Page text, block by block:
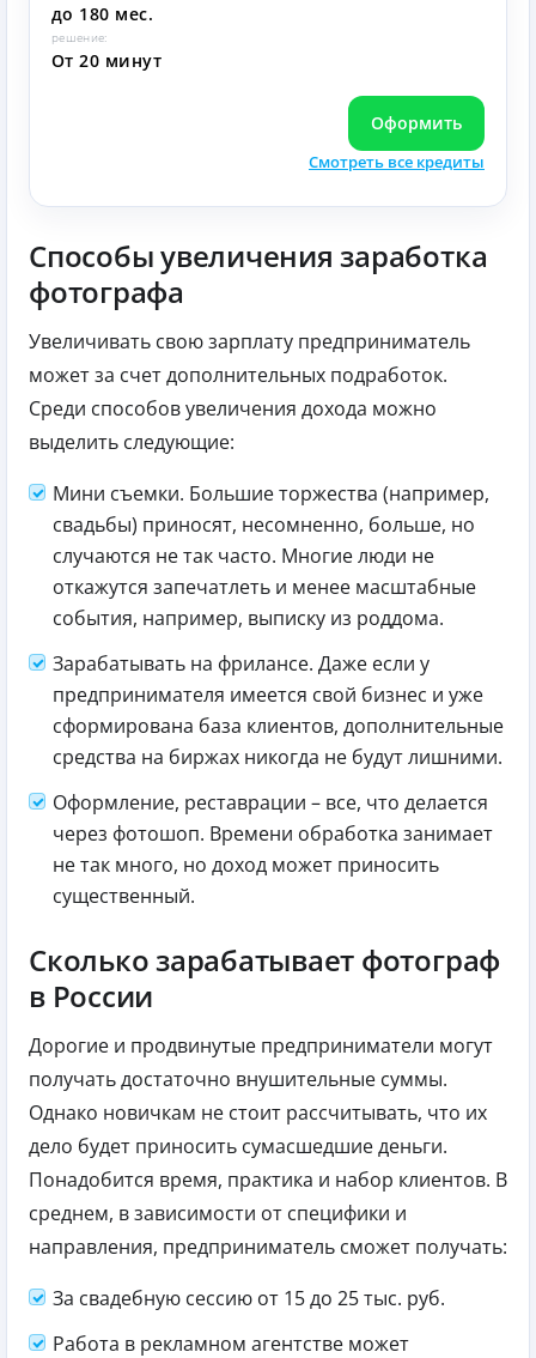
до 180 мес.
решение:
От 20 минут
Оформить
Смотреть все кредиты
Способы увеличения заработка
фотографа
Увеличивать свою зарплату предприниматель
может за счет дополнительных подработок.
Среди способов увеличения дохода можно
выделить следующие:
Мини съемки. Большие торжества (например,
свадьбы) приносят, несомненно, больше, но
случаются не так часто. Многие люди не
откажутся запечатлеть и менее масштабные
события, например, выписку из роддома.
Зарабатывать на фрилансе. Даже если у
предпринимателя имеется свой бизнес и уже
сформирована база клиентов, дополнительные
средства на биржах никогда не будут лишними.
Оформление, реставрации – все, что делается
через фотошоп. Времени обработка занимает
не так много, но доход может приносить
существенный.
Сколько зарабатывает фотограф
в России
Дорогие и продвинутые предприниматели могут
получать достаточно внушительные суммы.
Однако новичкам не стоит рассчитывать, что их
дело будет приносить сумасшедшие деньги.
Понадобится время, практика и набор клиентов. В
среднем, в зависимости от специфики и
направления, предприниматель сможет получать:
За свадебную сессию от 15 до 25 тыс. руб.
Работа в рекламном агентстве может